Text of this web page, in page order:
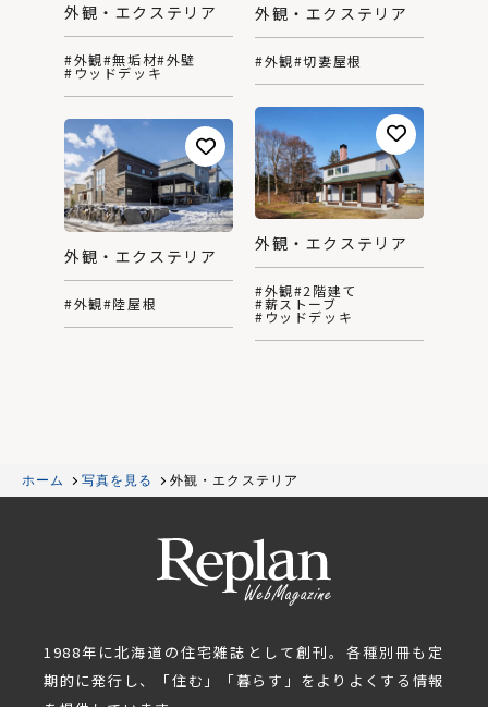
外観・エクステリア
#外観#無垢材#外壁
#ウッドデッキ
外観・エクステリア
#外観#切妻屋根
外観・エクステリア
#外観#2階建て
#薪ストーブ
#ウッドデッキ
外観・エクステリア
#外観#陸屋根
ホーム 写真を見る 外観・エクステリア
1988年に北海道の住宅雑誌として創刊。各種別冊も定
期的に発行し、「住む」「暮らす」をよりよくする情報